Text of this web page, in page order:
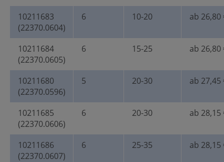
10211683
(22370.0604)
6 10-20 ab 26,80
10211684
(22370.0605)
6 15-25 ab 26,80
10211680
(22370.0596)
5 20-30 ab 27,45
10211685
(22370.0606)
6 20-30 ab 28,15
10211686
(22370.0607)
6 25-35 ab 28,15